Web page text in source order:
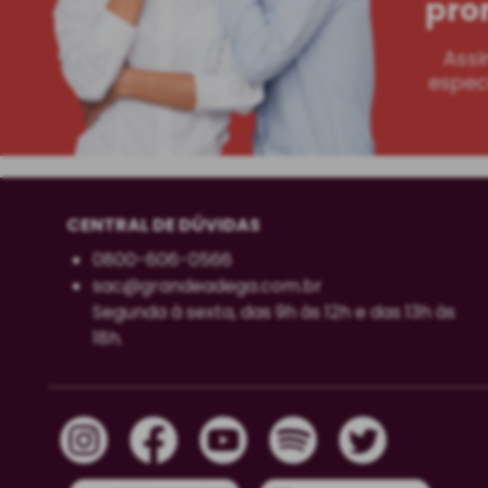
CENTRAL DE DÚVIDAS
0800-606-0566
sac@grandeadega.com.br
Segunda à sexta, das 9h às 12h e das 13h às
18h.